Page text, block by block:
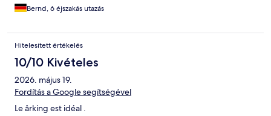
Bernd, 6 éjszakás utazás
Hitelesített értékelés
10/10 Kivételes
2026. május 19.
Fordítás a Google segítségével
Le ârking est idéal .